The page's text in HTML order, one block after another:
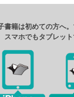
書籍は初めての方へ
スマホでもタブレッ